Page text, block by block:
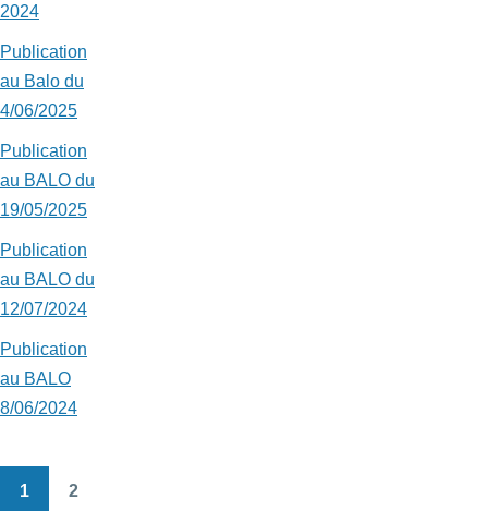
2024
Publication
au Balo du
4/06/2025
Publication
au BALO du
19/05/2025
Publication
au BALO du
12/07/2024
Publication
au BALO
8/06/2024
Pagination
1 2